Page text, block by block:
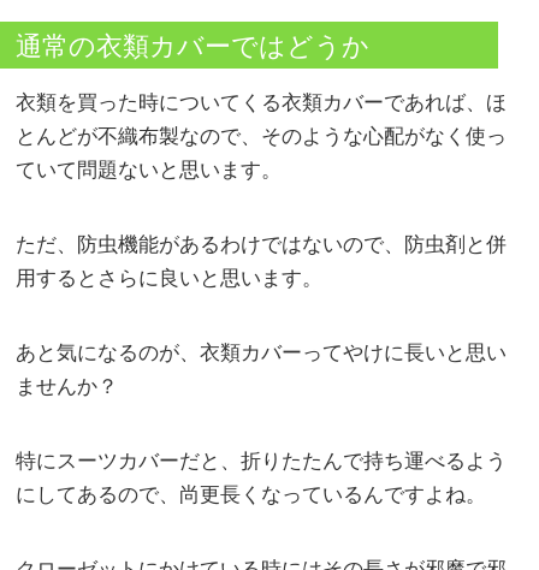
通常の衣類カバーではどうか
衣類を買った時についてくる衣類カバーであれば、ほ
とんどが不織布製なので、そのような心配がなく使っ
ていて問題ないと思います。
ただ、防虫機能があるわけではないので、防虫剤と併
用するとさらに良いと思います。
あと気になるのが、衣類カバーってやけに長いと思い
ませんか？
特にスーツカバーだと、折りたたんで持ち運べるよう
にしてあるので、尚更長くなっているんですよね。